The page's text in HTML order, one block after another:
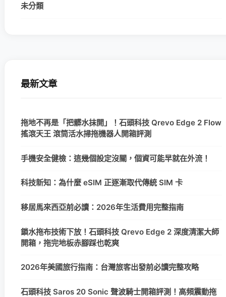
未分類
最新文章
拖地不再是「把髒水抹開」！石頭科技 Qrevo Edge 2 Flow
搖滾天王 滾筒活水掃拖機器人開箱評測
手機安全健檢：這幾個設定沒關，個資可能早就在外流！
科技新知：為什麼 eSIM 正逐漸取代傳統 SIM 卡
移居馬來西亞前必讀：2026年生活費用完整指南
鎖水拖布技術下放！石頭科技 Qrevo Edge 2 深度清潔大師
開箱，拖完地板赤腳踩也乾爽
2026年美國旅行指南：台灣旅客出發前必讀完整攻略
石頭科技 Saros 20 Sonic 聲波騎士開箱評測！高頻震動拖